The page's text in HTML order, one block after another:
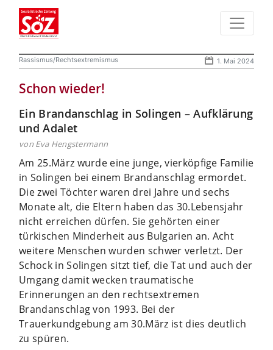
Rassismus/Rechtsextremismus 1. Mai 2024
Schon wieder!
Ein Brandanschlag in Solingen – Aufklärung
und Adalet
von Eva Hengstermann
Am 25.März wurde eine junge, vierköpfige Familie
in Solingen bei einem Brandanschlag ermordet.
Die zwei Töchter waren drei Jahre und sechs
Monate alt, die Eltern haben das 30.Lebensjahr
nicht erreichen dürfen. Sie gehörten einer
türkischen Minderheit aus Bulgarien an. Acht
weitere Menschen wurden schwer verletzt. Der
Schock in Solingen sitzt tief, die Tat und auch der
Umgang damit wecken traumatische
Erinnerungen an den rechtsextremen
Brandanschlag von 1993. Bei der
Trauerkundgebung am 30.März ist dies deutlich
zu spüren.